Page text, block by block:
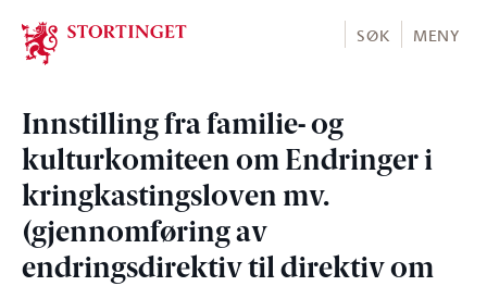
Stortinget.no
SØK MENY
Innstilling fra familie- og
kulturkomiteen om Endringer i
kringkastingsloven mv.
(gjennomføring av
endringsdirektiv til direktiv om